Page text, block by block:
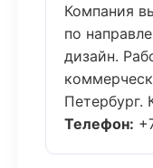
Компания
по
дизайн.
Петербург.
Телефон: